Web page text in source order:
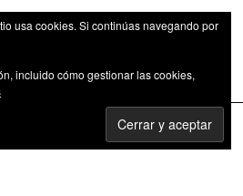
como fenómeno cultural
usa cookies. Si continúas navegando por
incluido cómo gestionar las cookies,